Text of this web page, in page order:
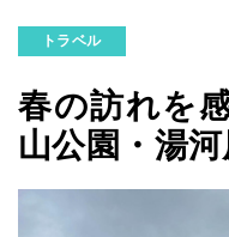
トラベル
春の訪れを
山公園・湯